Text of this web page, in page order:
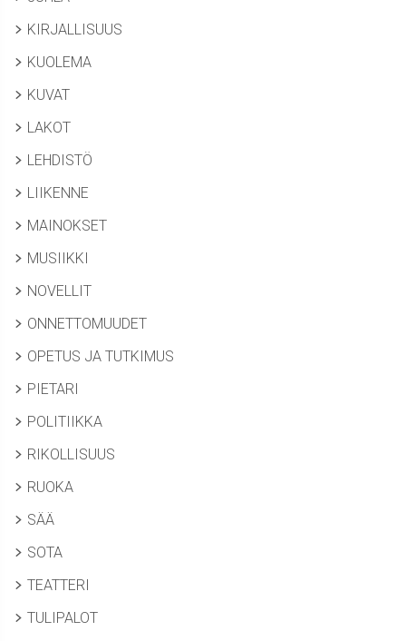
KIRJALLISUUS
KUOLEMA
KUVAT
LAKOT
LEHDISTÖ
LIIKENNE
MAINOKSET
MUSIIKKI
NOVELLIT
ONNETTOMUUDET
OPETUS JA TUTKIMUS
PIETARI
POLITIIKKA
RIKOLLISUUS
RUOKA
SÄÄ
SOTA
TEATTERI
TULIPALOT